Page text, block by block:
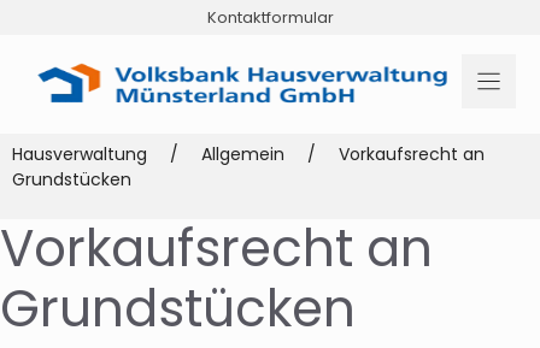
springen
Kontaktformular
Hausverwaltung / Allgemein /
Vorkaufsrecht an
Grundstücken
Vorkaufsrecht an
Grundstücken